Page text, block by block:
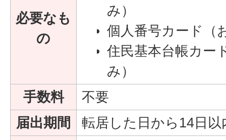
必要なも
の
み）
個人番号カード（
住民基本台帳カー
み）
手数料
不要
届出期間
転居した日から14日以